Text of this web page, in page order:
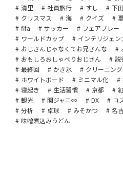
清里
社員旅行 すし 下田
クリスマス
海 クイズ
fifa
サッカー フェアプレー
ワールドカップ
インテリジェン
おじさんじゃなくてお兄さんな
おもしろおしゃべりおじさん
説
最終回
かき氷 クリーニング
ホワイトボード
ミニマル化
寝起き
生活習慣 京都
観光
関ジャニ∞ DX コ
分析
卓球 みそかつ
名
味噌煮込みうどん